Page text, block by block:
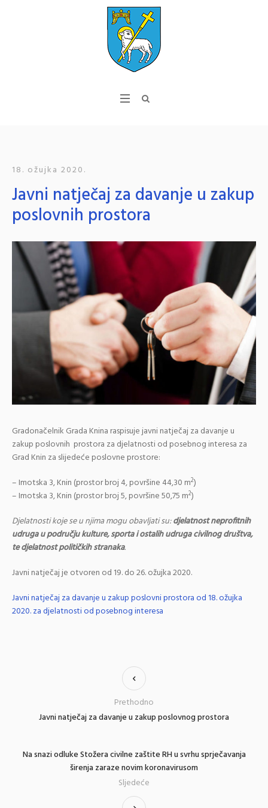
18. ožujka 2020.
Javni natječaj za davanje u zakup
poslovnih prostora
Gradonačelnik Grada Knina raspisuje javni natječaj za davanje u
zakup poslovnih prostora za djelatnosti od posebnog interesa za
Grad Knin za slijedeće poslovne prostore:
– Imotska 3, Knin (prostor broj 4, površine 44,30 m2)
– Imotska 3, Knin (prostor broj 5, površine 50,75 m2)
Djelatnosti koje se u njima mogu obavljati su:djelatnost neprofitnih
udruga u području kulture, sporta i ostalih udruga civilnog društva,
te djelatnost političkih stranaka.
Javni natječaj je otvoren od 19. do 26. ožujka 2020.
Javni natječaj za davanje u zakup poslovni prostora od 18. ožujka
2020. za djelatnosti od posebnog interesa
Javni natječaj za davanje u zakup poslovnog prostora
Prethodno
Na snazi odluke Stožera civilne zaštite RH u svrhu sprječavanja
širenja zaraze novim koronavirusom
Sljedeće